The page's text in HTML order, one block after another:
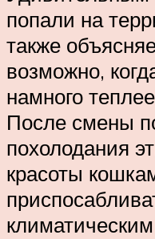
попали на
также
возможно,
намного
После смены
похолодания
красоты